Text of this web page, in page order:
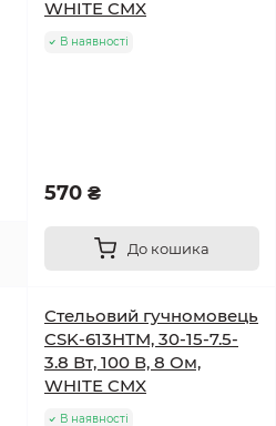
WHITE CMX
В наявності
570 ₴
До кошика
Стельовий гучномовець
CSK-613HTM, 30-15-7.5-
3.8 Вт, 100 В, 8 Ом,
WHITE CMX
В наявності